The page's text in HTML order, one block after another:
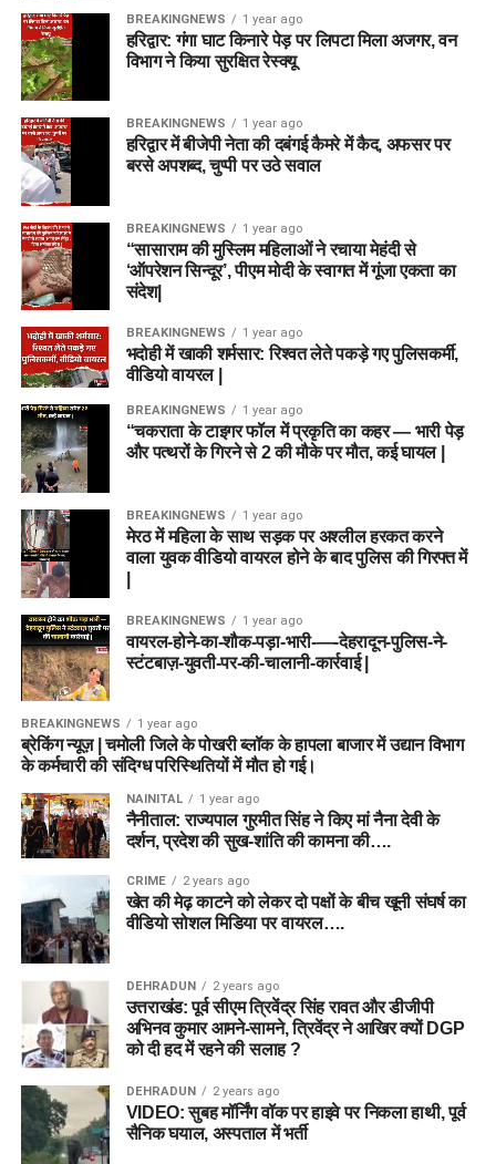
BREAKINGNEWS 1 year ago
हरिद्वार: गंगा घाट किनारे पेड़ पर लिपटा मिला अजगर, वन
विभाग ने किया सुरक्षित रेस्क्यू
BREAKINGNEWS 1 year ago
हरिद्वार में बीजेपी नेता की दबंगई कैमरे में कैद, अफसर पर
बरसे अपशब्द, चुप्पी पर उठे सवाल
BREAKINGNEWS 1 year ago
“सासाराम की मुस्लिम महिलाओं ने रचाया मेहंदी से
‘ऑपरेशन सिन्दूर’, पीएम मोदी के स्वागत में गूंजा एकता का
संदेश|
BREAKINGNEWS 1 year ago
भदोही में खाकी शर्मसार: रिश्वत लेते पकड़े गए पुलिसकर्मी,
वीडियो वायरल |
BREAKINGNEWS 1 year ago
“चकराता के टाइगर फॉल में प्रकृति का कहर — भारी पेड़
और पत्थरों के गिरने से 2 की मौके पर मौत, कई घायल |
BREAKINGNEWS 1 year ago
मेरठ में महिला के साथ सड़क पर अश्लील हरकत करने
वाला युवक वीडियो वायरल होने के बाद पुलिस की गिरफ्त में
BREAKINGNEWS 1 year ago
वायरल-होने-का-शौक-पड़ा-भारी-—-देहरादून-पुलिस-ने-
स्टंटबाज़-युवती-पर-की-चालानी-कार्रवाई |
BREAKINGNEWS 1 year ago
ब्रेकिंग न्यूज़ | चमोली जिले के पोखरी ब्लॉक के हापला बाजार में उद्यान विभाग
के कर्मचारी की संदिग्ध परिस्थितियों में मौत हो गई।
NAINITAL 1 year ago
नैनीताल: राज्यपाल गुरमीत सिंह ने किए मां नैना देवी के
दर्शन, प्रदेश की सुख-शांति की कामना की….
CRIME 2 years ago
खेत की मेढ़ काटने को लेकर दो पक्षों के बीच खूनी संघर्ष का
वीडियो सोशल मिडिया पर वायरल….
DEHRADUN 2 years ago
उत्तराखंड: पूर्व सीएम त्रिवेंद्र सिंह रावत और डीजीपी
अभिनव कुमार आमने-सामने, त्रिवेंद्र ने आखिर क्यों DGP
को दी हद में रहने की सलाह ?
DEHRADUN 2 years ago
VIDEO: सुबह मॉर्निंग वॉक पर हाइवे पर निकला हाथी, पूर्व
सैनिक घयाल, अस्पताल में भर्ती